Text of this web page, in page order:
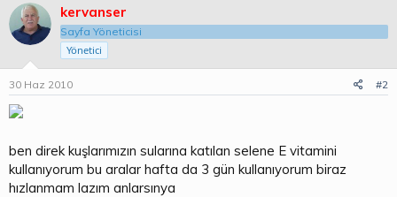
t
a
n
kervanser
Sayfa Yöneticisi
Yönetici
30 Haz 2010 #2
ben direk kuşlarımızın sularına katılan selene E vitamini
kullanıyorum bu aralar hafta da 3 gün kullanıyorum biraz
hızlanmam lazım anlarsınya